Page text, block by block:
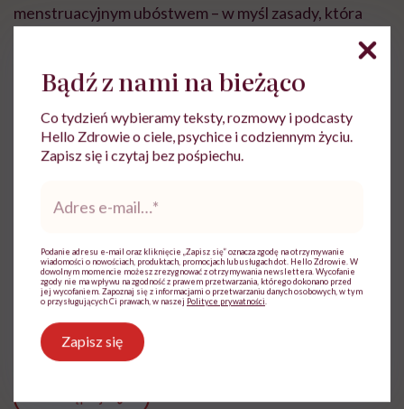
menstruacyjnym ubóstwem – w myśl zasady, która
Wirtualnej Polski, NaTemat.pl. Tvn24.pl,
"Przekroju" i "Art & Business" (jako
redaktor naczelna)
Zobacz profil
Bądź z nami na bieżąco
Co tydzień wybieramy teksty, rozmowy i podcasty
Hello Zdrowie o ciele, psychice i codziennym życiu.
Zapisz się i czytaj bez pośpiechu.
mail*
Podanie adresu e-mail oraz kliknięcie „Zapisz się” oznacza zgodę na otrzymywanie
wiadomości o nowościach, produktach, promocjach lub usługach dot. Hello Zdrowie. W
dowolnym momencie możesz zrezygnować z otrzymywania newslettera. Wycofanie
zgody nie ma wpływu na zgodność z prawem przetwarzania, którego dokonano przed
jej wycofaniem. Zapoznaj się z informacjami o przetwarzaniu danych osobowych, w tym
o przysługujących Ci prawach, w naszej Polityce prywatności
Zapisz się